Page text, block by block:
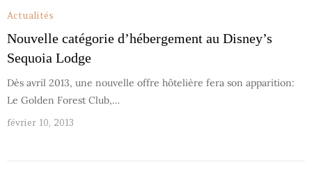
Actualités
Nouvelle catégorie d’hébergement au Disney’s
Sequoia Lodge
Dès avril 2013, une nouvelle offre hôtelière fera son apparition:
Le Golden Forest Club,…
février 10, 2013